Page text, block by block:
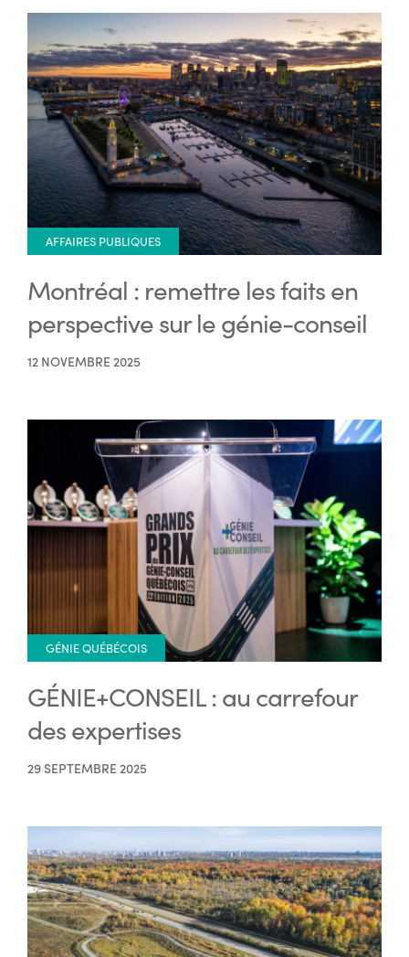
AFFAIRES PUBLIQUES
Montréal : remettre les faits en
perspective sur le génie-conseil
12 NOVEMBRE 2025
GÉNIE QUÉBÉCOIS
GÉNIE+CONSEIL : au carrefour
des expertises
29 SEPTEMBRE 2025